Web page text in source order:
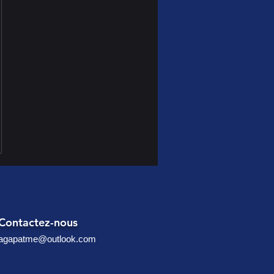
nous